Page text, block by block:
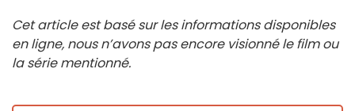
Cet article est basé sur les informations disponibles
en ligne, nous n’avons pas encore visionné le film ou
la série mentionné.